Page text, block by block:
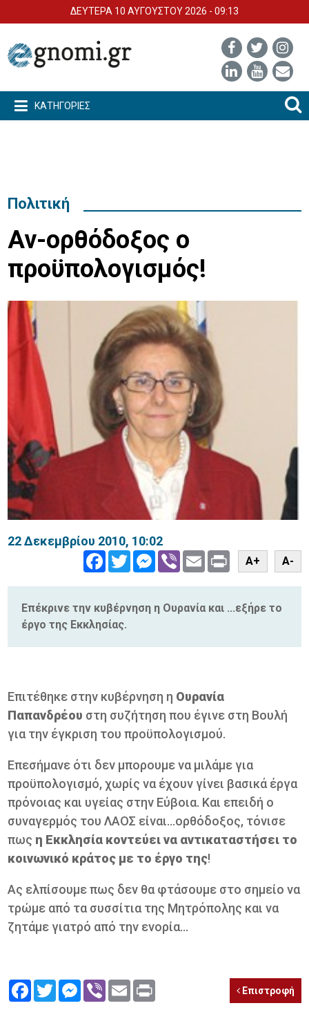
ΔΕΥΤΕΡΑ 10 ΑΥΓΟΥΣΤΟΥ 2026 - 09:13
ΚΑΤΗΓΟΡΙΕΣ
Πολιτική
Αν-ορθόδοξος ο
προϋπολογισμός!
22 Δεκεμβρίου 2010, 10:02
FacebookTwitterMessenger
Viber Email PrintA+ A-
Επέκρινε την κυβέρνηση η Ουρανία και ...εξήρε το
έργο της Εκκλησίας.
Επιτέθηκε στην κυβέρνηση η Ουρανία
Παπανδρέου στη συζήτηση που έγινε στη Βουλή
για την έγκριση του προϋπολογισμού.
Επεσήμανε ότι δεν μπορουμε να μιλάμε για
προϋπολογισμό, χωρίς να έχουν γίνει βασικά έργα
πρόνοιας και υγείας στην Εύβοια. Και επειδή ο
συναγερμός του ΛΑΟΣ είναι...ορθόδοξος, τόνισε
πως η Εκκλησία κοντεύει να αντικαταστήσει το
κοινωνικό κράτος με το έργο της!
Ας ελπίσουμε πως δεν θα φτάσουμε στο σημείο να
τρώμε από τα συσσίτια της Μητρόπολης και να
ζητάμε γιατρό από την ενορία...
FacebookTwitterMessenger
Viber Email Επιστροφή